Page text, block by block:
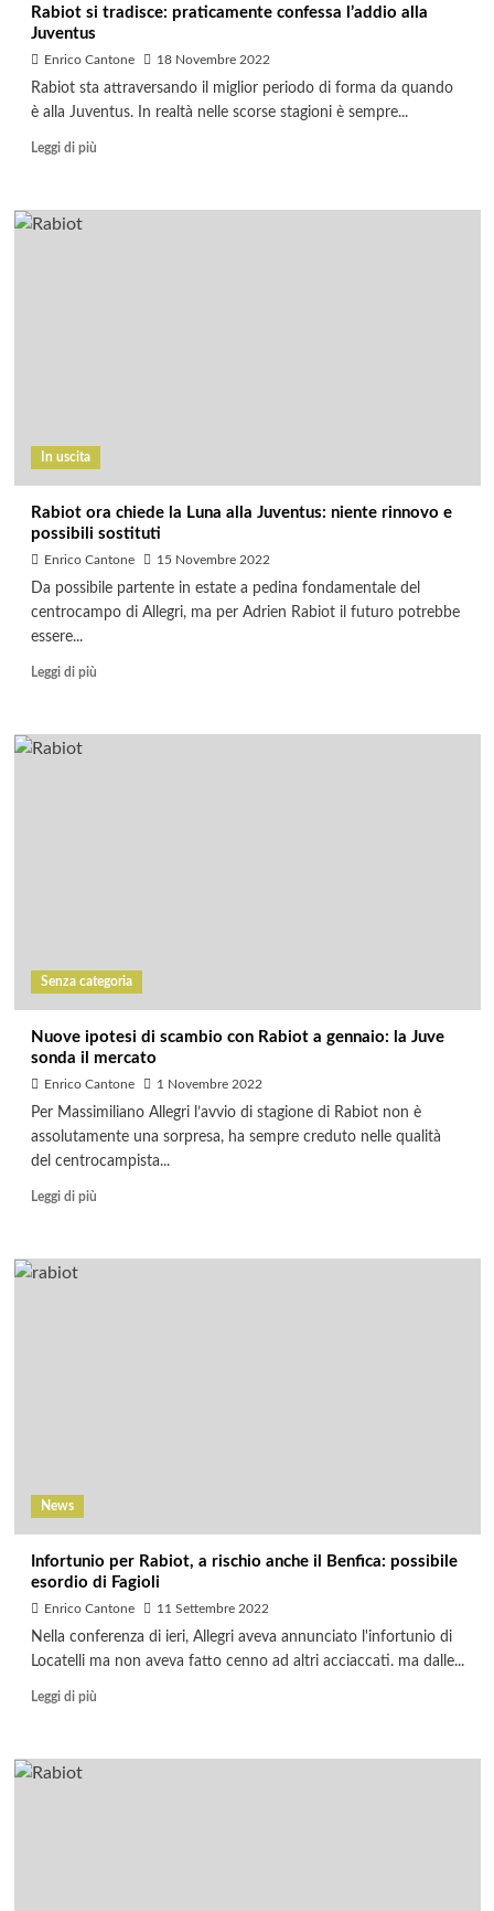
Rabiot si tradisce: praticamente confessa l’addio alla
Juventus
Enrico Cantone 18 Novembre 2022
Rabiot sta attraversando il miglior periodo di forma da quando
è alla Juventus. In realtà nelle scorse stagioni è sempre...
Leggi di più
In uscita
Rabiot ora chiede la Luna alla Juventus: niente rinnovo e
possibili sostituti
Enrico Cantone 15 Novembre 2022
Da possibile partente in estate a pedina fondamentale del
centrocampo di Allegri, ma per Adrien Rabiot il futuro potrebbe
essere...
Leggi di più
Senza categoria
Nuove ipotesi di scambio con Rabiot a gennaio: la Juve
sonda il mercato
Enrico Cantone 1 Novembre 2022
Per Massimiliano Allegri l’avvio di stagione di Rabiot non è
assolutamente una sorpresa, ha sempre creduto nelle qualità
del centrocampista...
Leggi di più
News
Infortunio per Rabiot, a rischio anche il Benfica: possibile
esordio di Fagioli
Enrico Cantone 11 Settembre 2022
Nella conferenza di ieri, Allegri aveva annunciato l'infortunio di
Locatelli ma non aveva fatto cenno ad altri acciaccati. ma dalle...
Leggi di più